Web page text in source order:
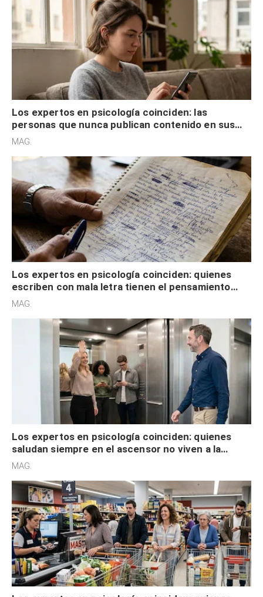
Los expertos en psicología coinciden: las
personas que nunca publican contenido en sus
redes sociales no pretenden buscar validación
MAG.
Los expertos en psicología coinciden: quienes
escriben con mala letra tienen el pensamiento
acelerado y no lo hacen por desinterés
MAG.
Los expertos en psicología coinciden: quienes
saludan siempre en el ascensor no viven a la
defensiva y tienen apertura social
MAG.